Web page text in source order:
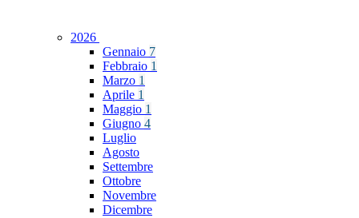
2026
Gennaio 7
Febbraio 1
Marzo 1
Aprile 1
Maggio 1
Giugno 4
Luglio
Agosto
Settembre
Ottobre
Novembre
Dicembre